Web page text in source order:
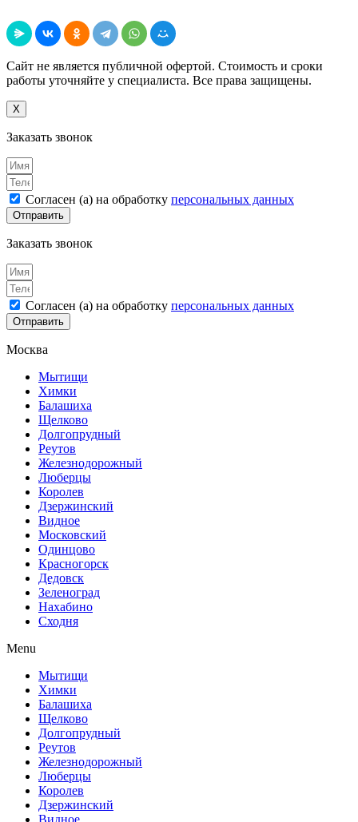
Сайт не является публичной офертой. Стоимость и сроки
работы уточняйте у специалиста. Все права защищены.
X
Заказать звонок
Согласен (а) на обработку персональных данных
Отправить
Заказать звонок
Согласен (а) на обработку персональных данных
Отправить
Москва
Мытищи
Химки
Балашиха
Щелково
Долгопрудный
Реутов
Железнодорожный
Люберцы
Королев
Дзержинский
Видное
Московский
Одинцово
Красногорск
Дедовск
Зеленоград
Нахабино
Сходня
Menu
Мытищи
Химки
Балашиха
Щелково
Долгопрудный
Реутов
Железнодорожный
Люберцы
Королев
Дзержинский
Видное